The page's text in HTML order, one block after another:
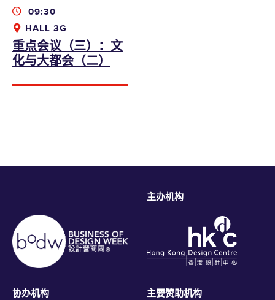
09:30
HALL 3G
重点会议（三）：文
化与大都会（二）
主办机构
协办机构 主要赞助机构